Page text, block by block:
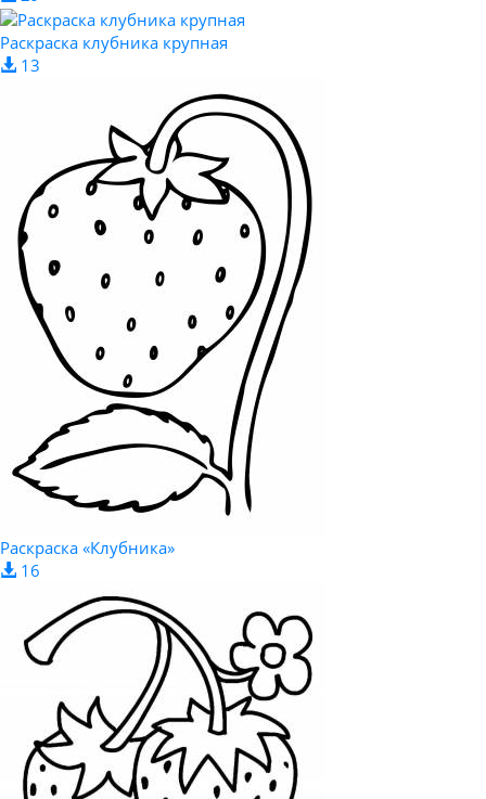
Раскраска клубника крупная
13
Раскраска «Клубника»
16